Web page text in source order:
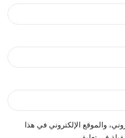
والموقع الإلكتروني في هذا